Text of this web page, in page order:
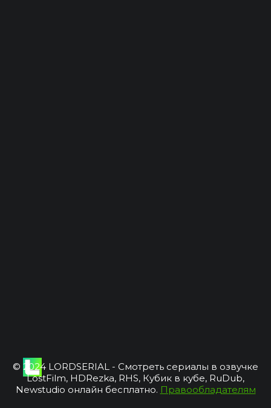
© 2024 LORDSERIAL - Смотреть сериалы в озвучке
LostFilm, HDRezka, RHS, Кубик в кубе, RuDub,
Newstudio онлайн бесплатно. Правообладателям